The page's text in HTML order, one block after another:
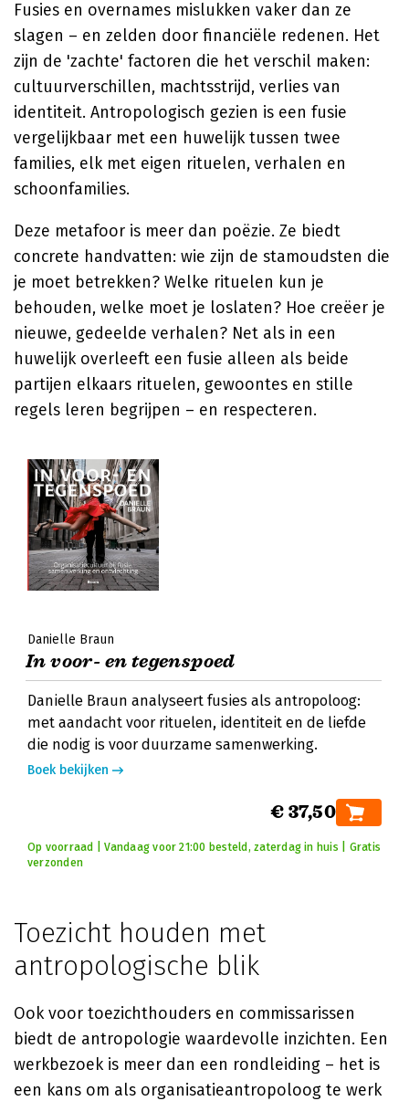
Fusies en overnames mislukken vaker dan ze
slagen – en zelden door financiële redenen. Het
zijn de 'zachte' factoren die het verschil maken:
cultuurverschillen, machtsstrijd, verlies van
identiteit. Antropologisch gezien is een fusie
vergelijkbaar met een huwelijk tussen twee
families, elk met eigen rituelen, verhalen en
schoonfamilies.
Deze metafoor is meer dan poëzie. Ze biedt
concrete handvatten: wie zijn de stamoudsten die
je moet betrekken? Welke rituelen kun je
behouden, welke moet je loslaten? Hoe creëer je
nieuwe, gedeelde verhalen? Net als in een
huwelijk overleeft een fusie alleen als beide
partijen elkaars rituelen, gewoontes en stille
regels leren begrijpen – en respecteren.
Danielle Braun
In voor- en tegenspoed
Danielle Braun analyseert fusies als antropoloog:
met aandacht voor rituelen, identiteit en de liefde
die nodig is voor duurzame samenwerking.
Boek bekijken
€ 37,50
Op voorraad | Vandaag voor 21:00 besteld, zaterdag in huis | Gratis
verzonden
Toezicht houden met
antropologische blik
Ook voor toezichthouders en commissarissen
biedt de antropologie waardevolle inzichten. Een
werkbezoek is meer dan een rondleiding – het is
een kans om als organisatieantropoloog te werk